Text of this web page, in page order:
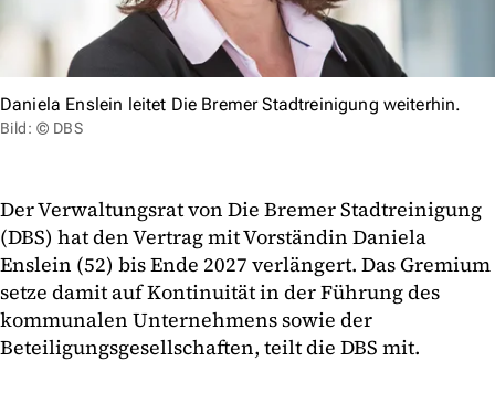
Daniela Enslein leitet Die Bremer Stadtreinigung weiterhin.
Bild: © DBS
Der Verwaltungsrat von Die Bremer Stadtreinigung
(DBS) hat den Vertrag mit Vorständin Daniela
Enslein (52) bis Ende 2027 verlängert. Das Gremium
setze damit auf Kontinuität in der Führung des
kommunalen Unternehmens sowie der
Beteiligungsgesellschaften, teilt die DBS mit.